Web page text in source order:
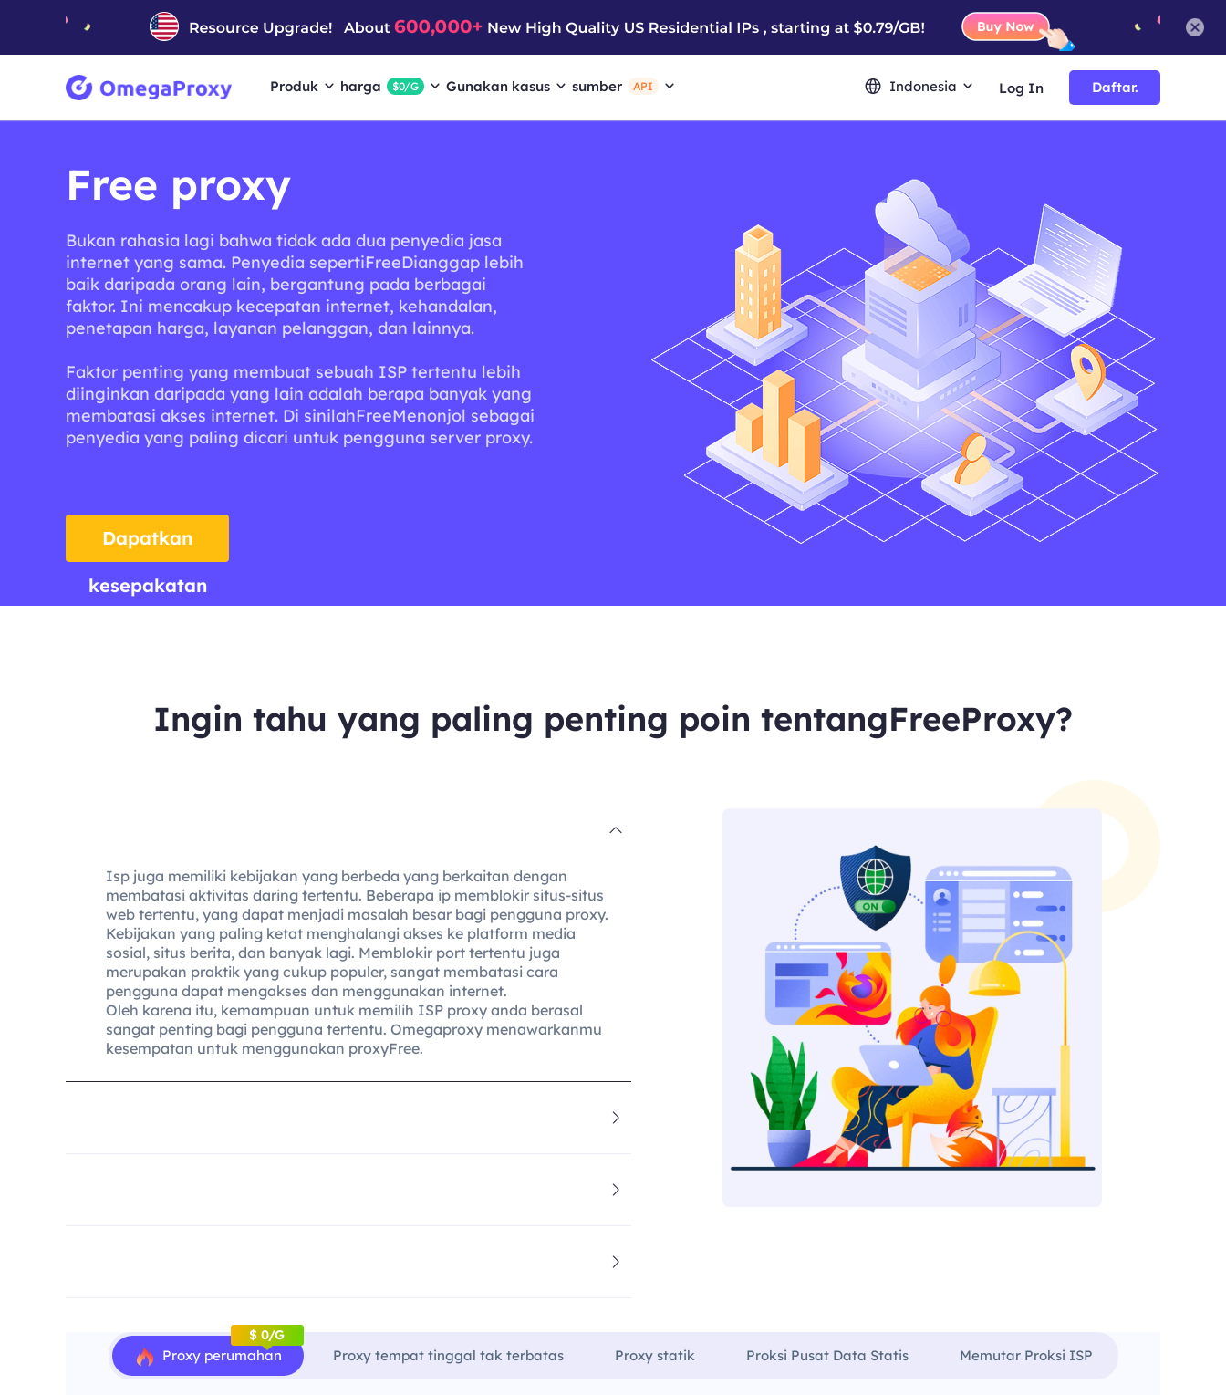
Produk harga $0/G Gunakan kasus sumber API Indonesia Log In Daftar.
Free proxy
Bukan rahasia lagi bahwa tidak ada dua penyedia jasa
internet yang sama. Penyedia sepertiFreeDianggap lebih
baik daripada orang lain, bergantung pada berbagai
faktor. Ini mencakup kecepatan internet, kehandalan,
penetapan harga, layanan pelanggan, dan lainnya.
Faktor penting yang membuat sebuah ISP tertentu lebih
diinginkan daripada yang lain adalah berapa banyak yang
membatasi akses internet. Di sinilahFreeMenonjol sebagai
penyedia yang paling dicari untuk pengguna server proxy.
Dapatkan
kesepakatan
Ingin tahu yang paling penting poin tentangFreeProxy?
Isp juga memiliki kebijakan yang berbeda yang berkaitan dengan
membatasi aktivitas daring tertentu. Beberapa ip memblokir situs-situs
web tertentu, yang dapat menjadi masalah besar bagi pengguna proxy.
Kebijakan yang paling ketat menghalangi akses ke platform media
sosial, situs berita, dan banyak lagi. Memblokir port tertentu juga
merupakan praktik yang cukup populer, sangat membatasi cara
pengguna dapat mengakses dan menggunakan internet.
Oleh karena itu, kemampuan untuk memilih ISP proxy anda berasal
sangat penting bagi pengguna tertentu. Omegaproxy menawarkanmu
kesempatan untuk menggunakan proxyFree.
Proxy perumahan
$ 0/G
Proxy tempat tinggal tak terbatas Proxy statik Proksi Pusat Data Statis Memutar Proksi ISP